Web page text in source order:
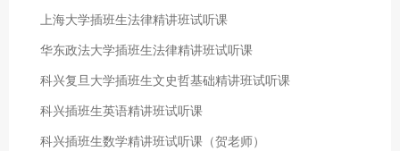
上海大学插班生法律精讲班试听课
华东政法大学插班生法律精讲班试听课
科兴复旦大学插班生文史哲基础精讲班试听课
科兴插班生英语精讲班试听课
科兴插班生数学精讲班试听课（贺老师）